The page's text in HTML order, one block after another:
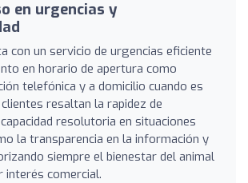
en urgencias y
con un servicio de urgencias eficiente
en horario de apertura como
telefónica y a domicilio cuando es
resaltan la rapidez de
resolutoria en situaciones
la transparencia en la información y
siempre el bienestar del animal
interés comercial.